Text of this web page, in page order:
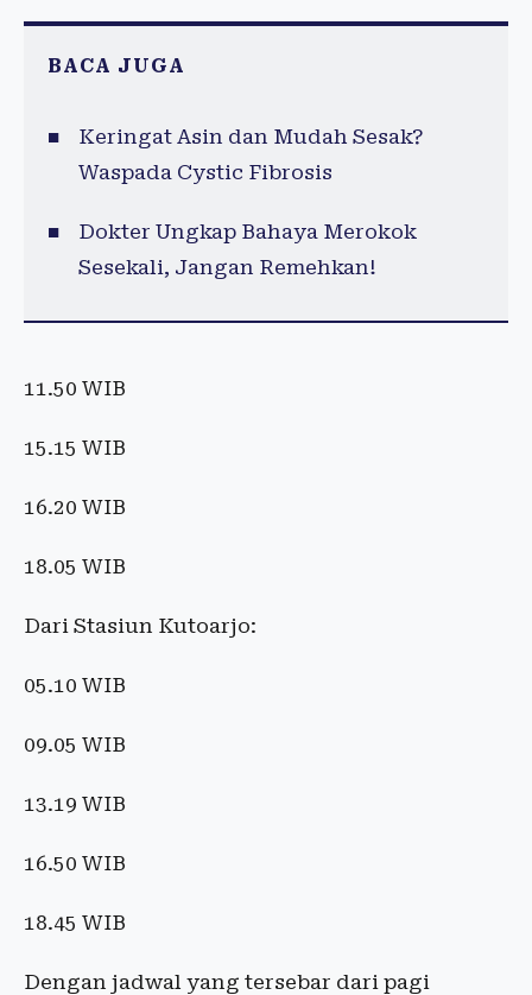
BACA JUGA
Keringat Asin dan Mudah Sesak?
Waspada Cystic Fibrosis
Dokter Ungkap Bahaya Merokok
Sesekali, Jangan Remehkan!
11.50 WIB
15.15 WIB
16.20 WIB
18.05 WIB
Dari Stasiun Kutoarjo:
05.10 WIB
09.05 WIB
13.19 WIB
16.50 WIB
18.45 WIB
Dengan jadwal yang tersebar dari pagi